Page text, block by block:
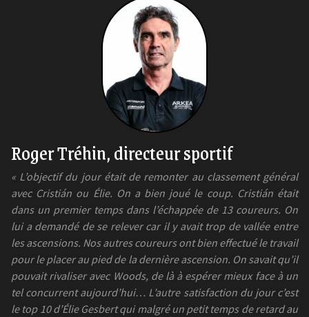
Roger Tréhin, directeur sportif
« L’objectif du jour était de remonter au classement général
avec Cristián ou Élie. On a bien joué le coup. Cristián était
dans un premier temps dans l’échappée de 13 coureurs. On
lui a demandé de se relever car il y avait trop de vallée entre
les ascensions. Nos autres coureurs ont bien effectué le travail
pour le placer au pied de la dernière ascension. On savait qu’il
pouvait rivaliser avec Woods, de là à espérer mieux face à un
tel concurrent aujourd’hui… L’autre satisfaction du jour c’est
le top 10 d’Élie Gesbert qui malgré un petit temps de retard au